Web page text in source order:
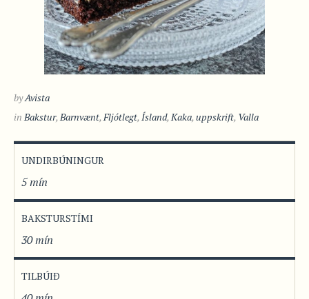
byAvista
in Bakstur,Barnvænt,Fljótlegt,Ísland,Kaka,uppskrift, Valla
UNDIRBÚNINGUR
5 mín
BAKSTURSTÍMI
30 mín
TILBÚIÐ